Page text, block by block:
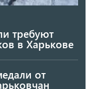
требуют
в Харькове
от